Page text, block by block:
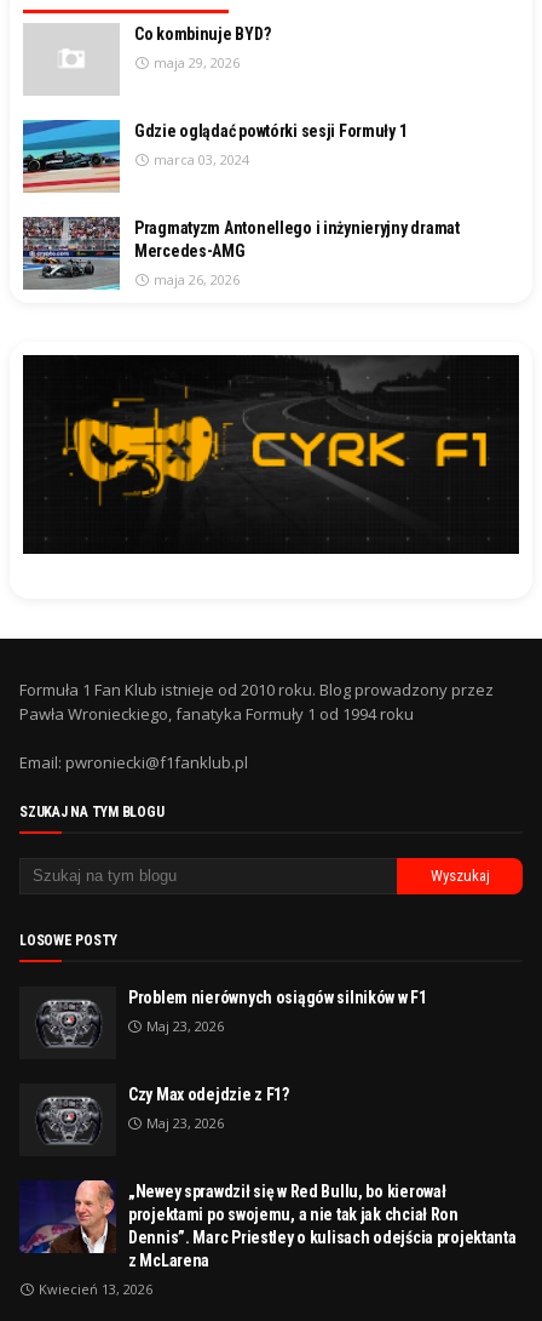
Co kombinuje BYD?
maja 29, 2026
Gdzie oglądać powtórki sesji Formuły 1
marca 03, 2024
Pragmatyzm Antonellego i inżynieryjny dramat
Mercedes-AMG
maja 26, 2026
Formuła 1 Fan Klub istnieje od 2010 roku. Blog prowadzony przez
Pawła Wronieckiego, fanatyka Formuły 1 od 1994 roku
Email: pwroniecki@f1fanklub.pl
SZUKAJ NA TYM BLOGU
LOSOWE POSTY
Problem nierównych osiągów silników w F1
Maj 23, 2026
Czy Max odejdzie z F1?
Maj 23, 2026
„Newey sprawdził się w Red Bullu, bo kierował
projektami po swojemu, a nie tak jak chciał Ron
Dennis”. Marc Priestley o kulisach odejścia projektanta
z McLarena
Kwiecień 13, 2026